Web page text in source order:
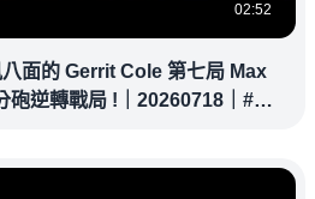
02:52
面的 Gerrit Cole 第七局 Max
砲逆轉戰局 !｜20260718｜#洛